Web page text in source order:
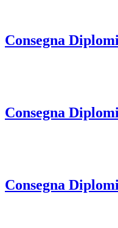
Consegna
Consegna
Consegna